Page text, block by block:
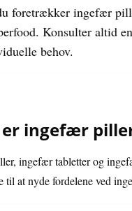
foretrækker ingefær
Konsulter altid
behov.
er ingefær
ingefær tabletter og
til at nyde fordelene ved